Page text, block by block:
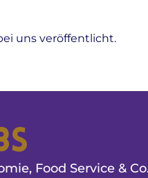
uns veröffentlicht.
Food Service &